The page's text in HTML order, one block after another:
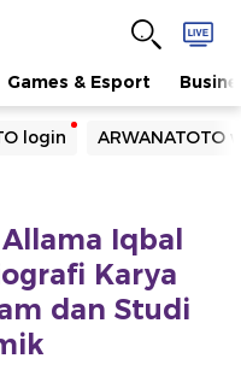
Games & Esport
login ARWANATOTO
Iqbal
Karya
dan Studi